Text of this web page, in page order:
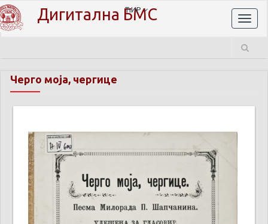
Дигитална БМС
ЋИР
Черго моја, чергице